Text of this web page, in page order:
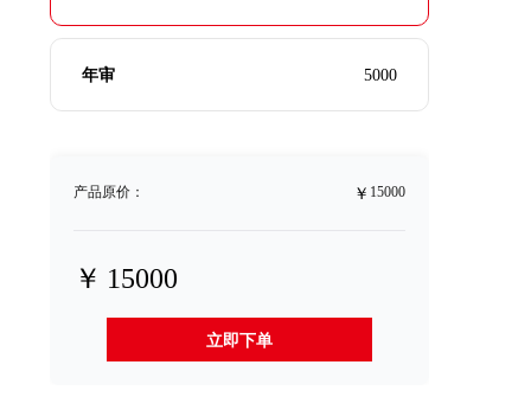
年审 5000
产品原价： ￥ 15000
￥ 15000
立即下单